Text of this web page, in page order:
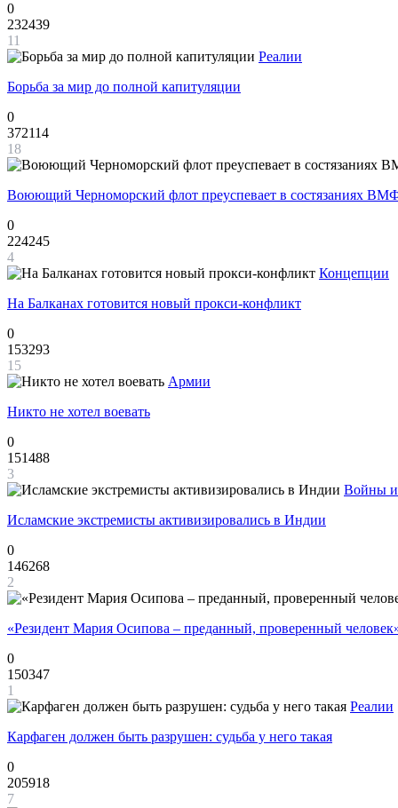
0
232439
11
Реалии
Борьба за мир до полной капитуляции
0
372114
18
Воюющий Черноморский флот преуспевает в состязаниях
0
224245
4
Концепции
На Балканах готовится новый прокси-конфликт
0
153293
15
Армии
Никто не хотел воевать
0
151488
3
Войны
Исламские экстремисты активизировались в Индии
0
146268
2
«Резидент Мария Осипова – преданный, проверенный
0
150347
1
Реалии
Карфаген должен быть разрушен: судьба у него такая
0
205918
7